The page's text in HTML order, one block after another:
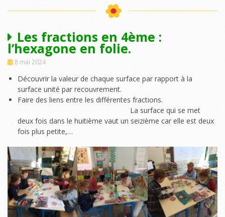
Les fractions en 4ème :
l’hexagone en folie.
8 mai 2024
Découvrir la valeur de chaque surface par rapport à la
surface unité par recouvrement.
Faire des liens entre les différentes fractions.
La surface qui se met
deux fois dans le huitième vaut un seizième car elle est deux
fois plus petite,…